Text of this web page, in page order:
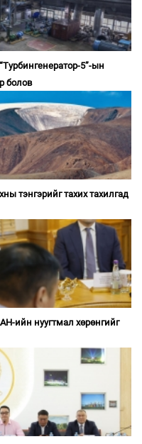
5”-ын
болов
тэнгэрийг тахих тахилгад
ийн нуугтмал хөрөнгийг